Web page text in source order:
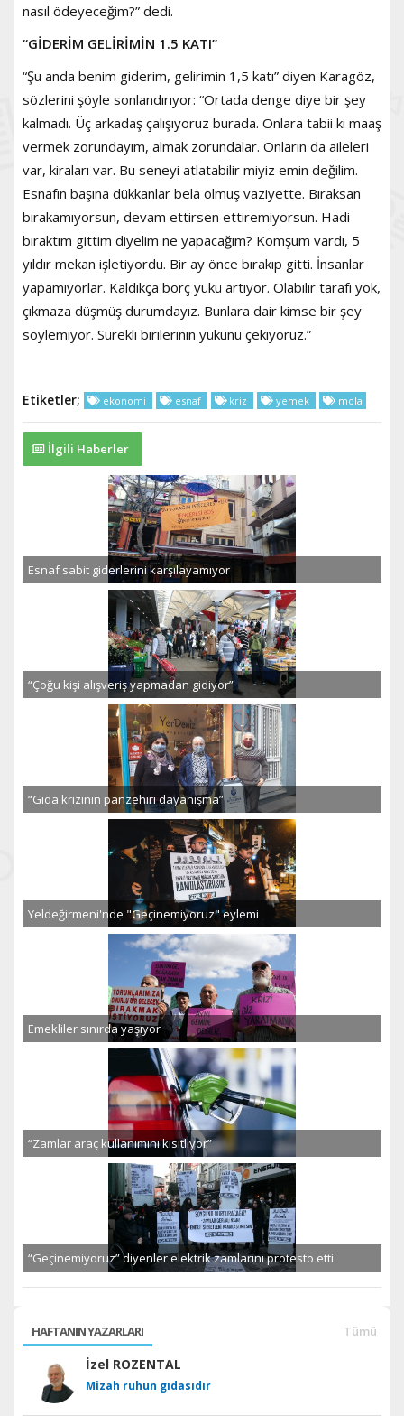
nasıl ödeyeceğim?” dedi.
“GİDERİM GELİRİMİN 1.5 KATI”
“Şu anda benim giderim, gelirimin 1,5 katı” diyen Karagöz,
sözlerini şöyle sonlandırıyor: “Ortada denge diye bir şey
kalmadı. Üç arkadaş çalışıyoruz burada. Onlara tabii ki maaş
vermek zorundayım, almak zorundalar. Onların da aileleri
var, kiraları var. Bu seneyi atlatabilir miyiz emin değilim.
Esnafın başına dükkanlar bela olmuş vaziyette. Bıraksan
bırakamıyorsun, devam ettirsen ettiremiyorsun. Hadi
bıraktım gittim diyelim ne yapacağım? Komşum vardı, 5
yıldır mekan işletiyordu. Bir ay önce bırakıp gitti. İnsanlar
yapamıyorlar. Kaldıkça borç yükü artıyor. Olabilir tarafı yok,
çıkmaza düşmüş durumdayız. Bunlara dair kimse bir şey
söylemiyor. Sürekli birilerinin yükünü çekiyoruz.”
Etiketler; ekonomi esnaf kriz yemek mola
İlgili Haberler
Esnaf sabit giderlerini karşılayamıyor
“Çoğu kişi alışveriş yapmadan gidiyor”
“Gıda krizinin panzehiri dayanışma”
Yeldeğirmeni'nde "Geçinemiyoruz" eylemi
Emekliler sınırda yaşıyor
“Zamlar araç kullanımını kısıtlıyor”
“Geçinemiyoruz” diyenler elektrik zamlarını protesto etti
HAFTANIN YAZARLARI Tümü
İzel ROZENTAL
Mizah ruhun gıdasıdır